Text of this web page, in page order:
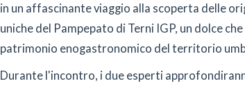
in un affascinante viaggio alla scoperta delle
uniche del Pampepato di Terni IGP, un dolce
patrimonio enogastronomico del territorio
Durante l'incontro, i due esperti